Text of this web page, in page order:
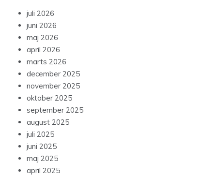
juli 2026
juni 2026
maj 2026
april 2026
marts 2026
december 2025
november 2025
oktober 2025
september 2025
august 2025
juli 2025
juni 2025
maj 2025
april 2025